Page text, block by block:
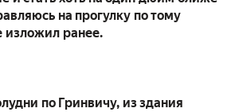
на прогулку по тому
изложил ранее.
по Гринвичу, из здания